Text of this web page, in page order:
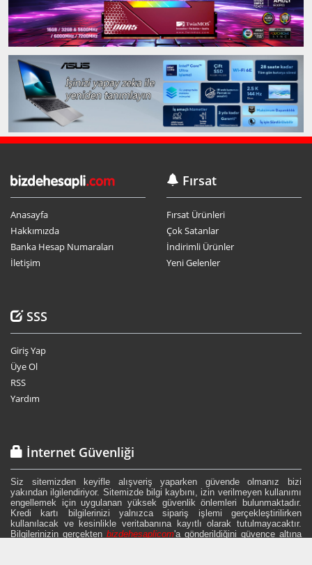
Anasayfa
Hakkımızda
Banka Hesap Numaraları
İletişim
Fırsat
Fırsat Ürünleri
Çok Satanlar
İndirimli Ürünler
Yeni Gelenler
SSS
Giriş Yap
Üye Ol
RSS
Yardım
İnternet Güvenliği
Siz sitemizden keyifle alışveriş yaparken güvende olmanız bizi
yakından ilgilendiriyor. Sitemizde bilgi kaybını, izin verilmeyen kullanımı
engellemek için uygulanan yüksek güvenlik önlemleri bulunmaktadır.
Kredi kartı bilgilerinizi yalnızca sipariş işlemi gerçekleştirilirken
kullanılacak ve kesinlikle veritabanına kayıtlı olarak tutulmayacaktır.
Bilgilerinizin gerçekten bizdehesaplicom'a gönderildiğini güvence altına